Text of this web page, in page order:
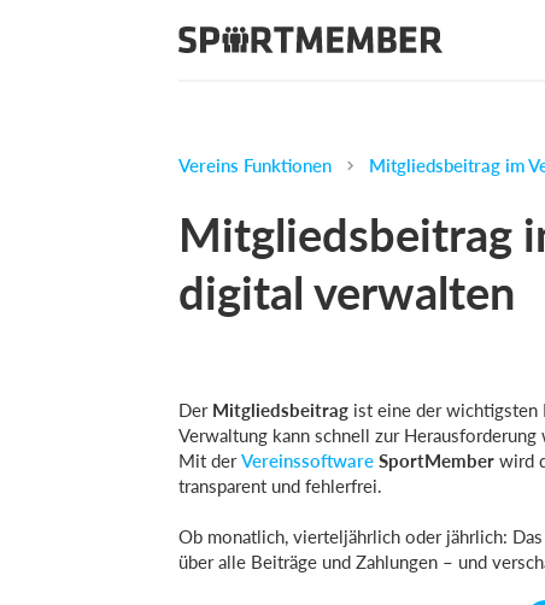
Vereins Funktionen Mitgliedsbeitrag im
Mitgliedsbeitrag
digital verwalten
Der Mitgliedsbeitrag ist eine der wichtigsten
Verwaltung kann schnell zur Herausforderung
Mit derVereinssoftware SportMember wird
transparent und fehlerfrei.
Ob monatlich, vierteljährlich oder jährlich:
über alle Beiträge und Zahlungen – und